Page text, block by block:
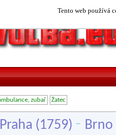
Tento web používá
zubař Žatec
Praha (1759) - Brno